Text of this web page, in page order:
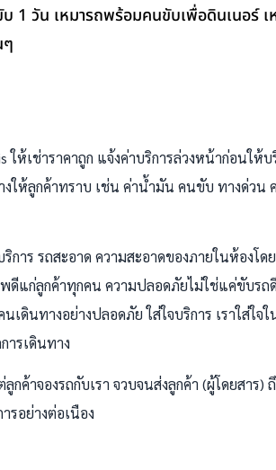
1 วัน เหมารถพร้อมคนขับเพื่อดินเนอร์
ให้เช่าราคาถูก แจ้งค่าบริการล่วงหน้าก่อนให้
ให้ลูกค้าทราบ เช่น ค่าน้ำมัน คนขับ ทางด่วน
การ รถสะอาด ความสะอาดของภายในห้องโ
แก่ลูกค้าทุกคน ความปลอดภัยไม่ใช่แค่ขับร
ดินทางอย่างปลอดภัย ใส่ใจบริการ เราใส่ใ
ารเดินทาง
ค้าจองรถกับเรา จวบจนส่งลูกค้า (ผู้โดยสาร
รอย่างต่อเนือง